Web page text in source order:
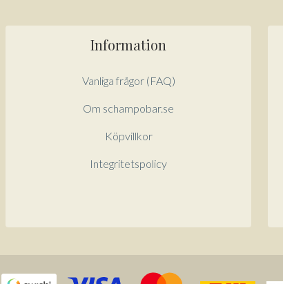
Information
Vanliga frågor (FAQ)
Om schampobar.se
Köpvillkor
Integritetspolicy